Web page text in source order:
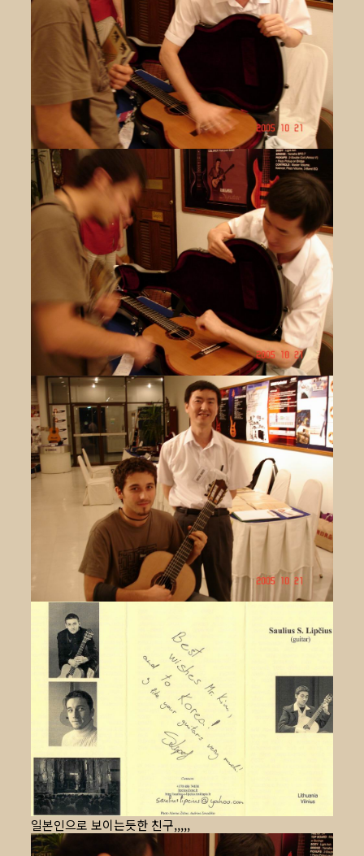
일본인으로 보이는듯한 친구,,,,,